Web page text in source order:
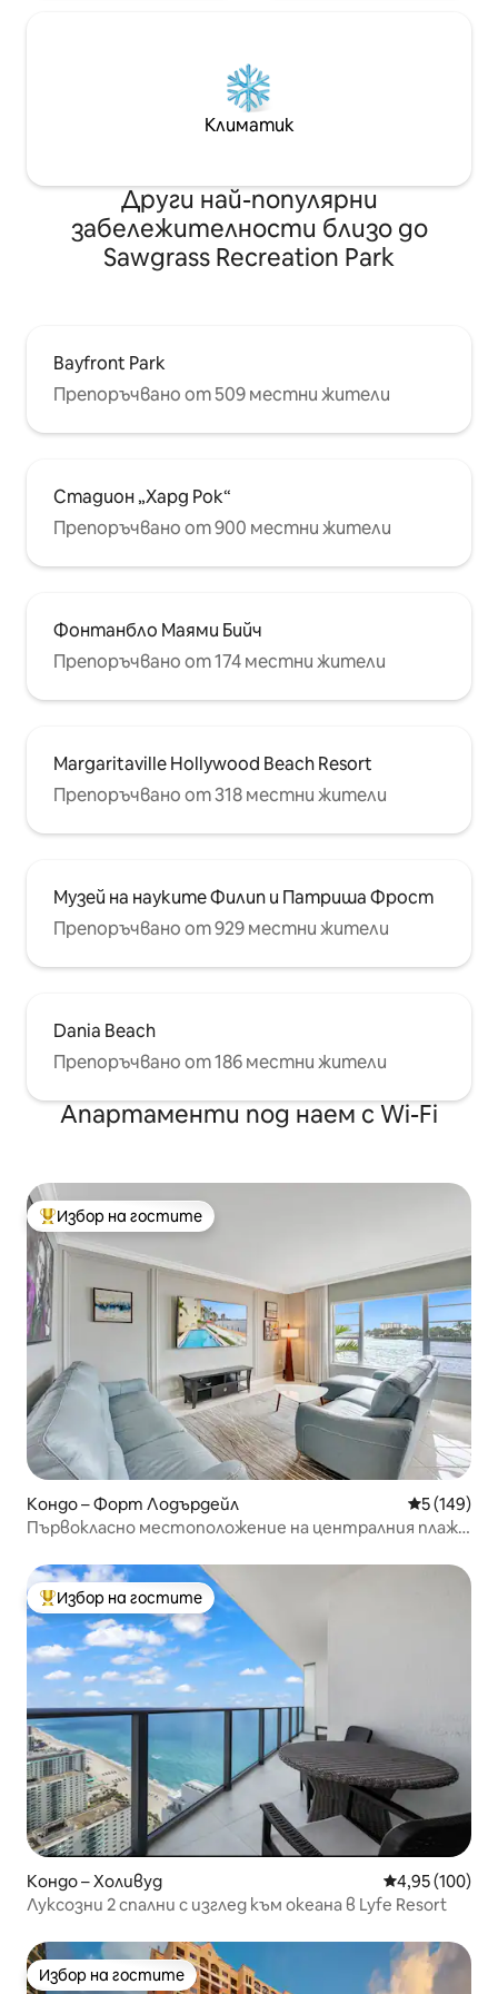
Климатик
Други най-популярни
забележителности близо до
Sawgrass Recreation Park
Bayfront Park
Препоръчвано от 509 местни жители
Стадион „Хард Рок“
Препоръчвано от 900 местни жители
Фонтанбло Маями Бийч
Препоръчвано от 174 местни жители
Margaritaville Hollywood Beach Resort
Препоръчвано от 318 местни жители
Музей на науките Филип и Патриша Фрост
Препоръчвано от 929 местни жители
Dania Beach
Препоръчвано от 186 местни жители
Апартаменти под наем с Wi-Fi
Най-популярен избор на гостите
Избор на гостите
Кондо – Форт Лодърдейл Средна
5 (149)
Първокласно местоположение на централния плаж
Най-популярен избор на гостите
Избор на гостите
Кондо – Холивуд Средна
4,95 (100)
Луксозни 2 спални с изглед към океана в Lyfe Resort
Избор на гостите
Избор на гостите